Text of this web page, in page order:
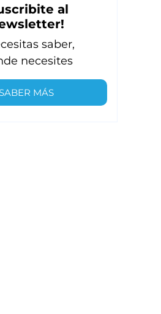
al
saber,
necesites
MÁS